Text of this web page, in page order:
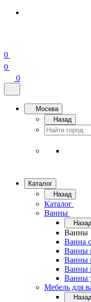
0
0
0
Москва
Назад
Каталог
Назад
Каталог
Ванны
Ванны
Ванна
Ванны
Ванны
Ванны
Ванны
Мебель для